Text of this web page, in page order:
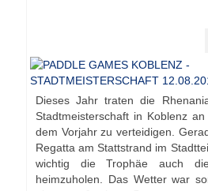
Dieses Jahr traten die
Stadtmeisterschaft in Koblenz
dem Vorjahr zu verteidigen.
Regatta am Stattstrand im
wichtig die Trophäe auch
heimzuholen. Das Wetter war